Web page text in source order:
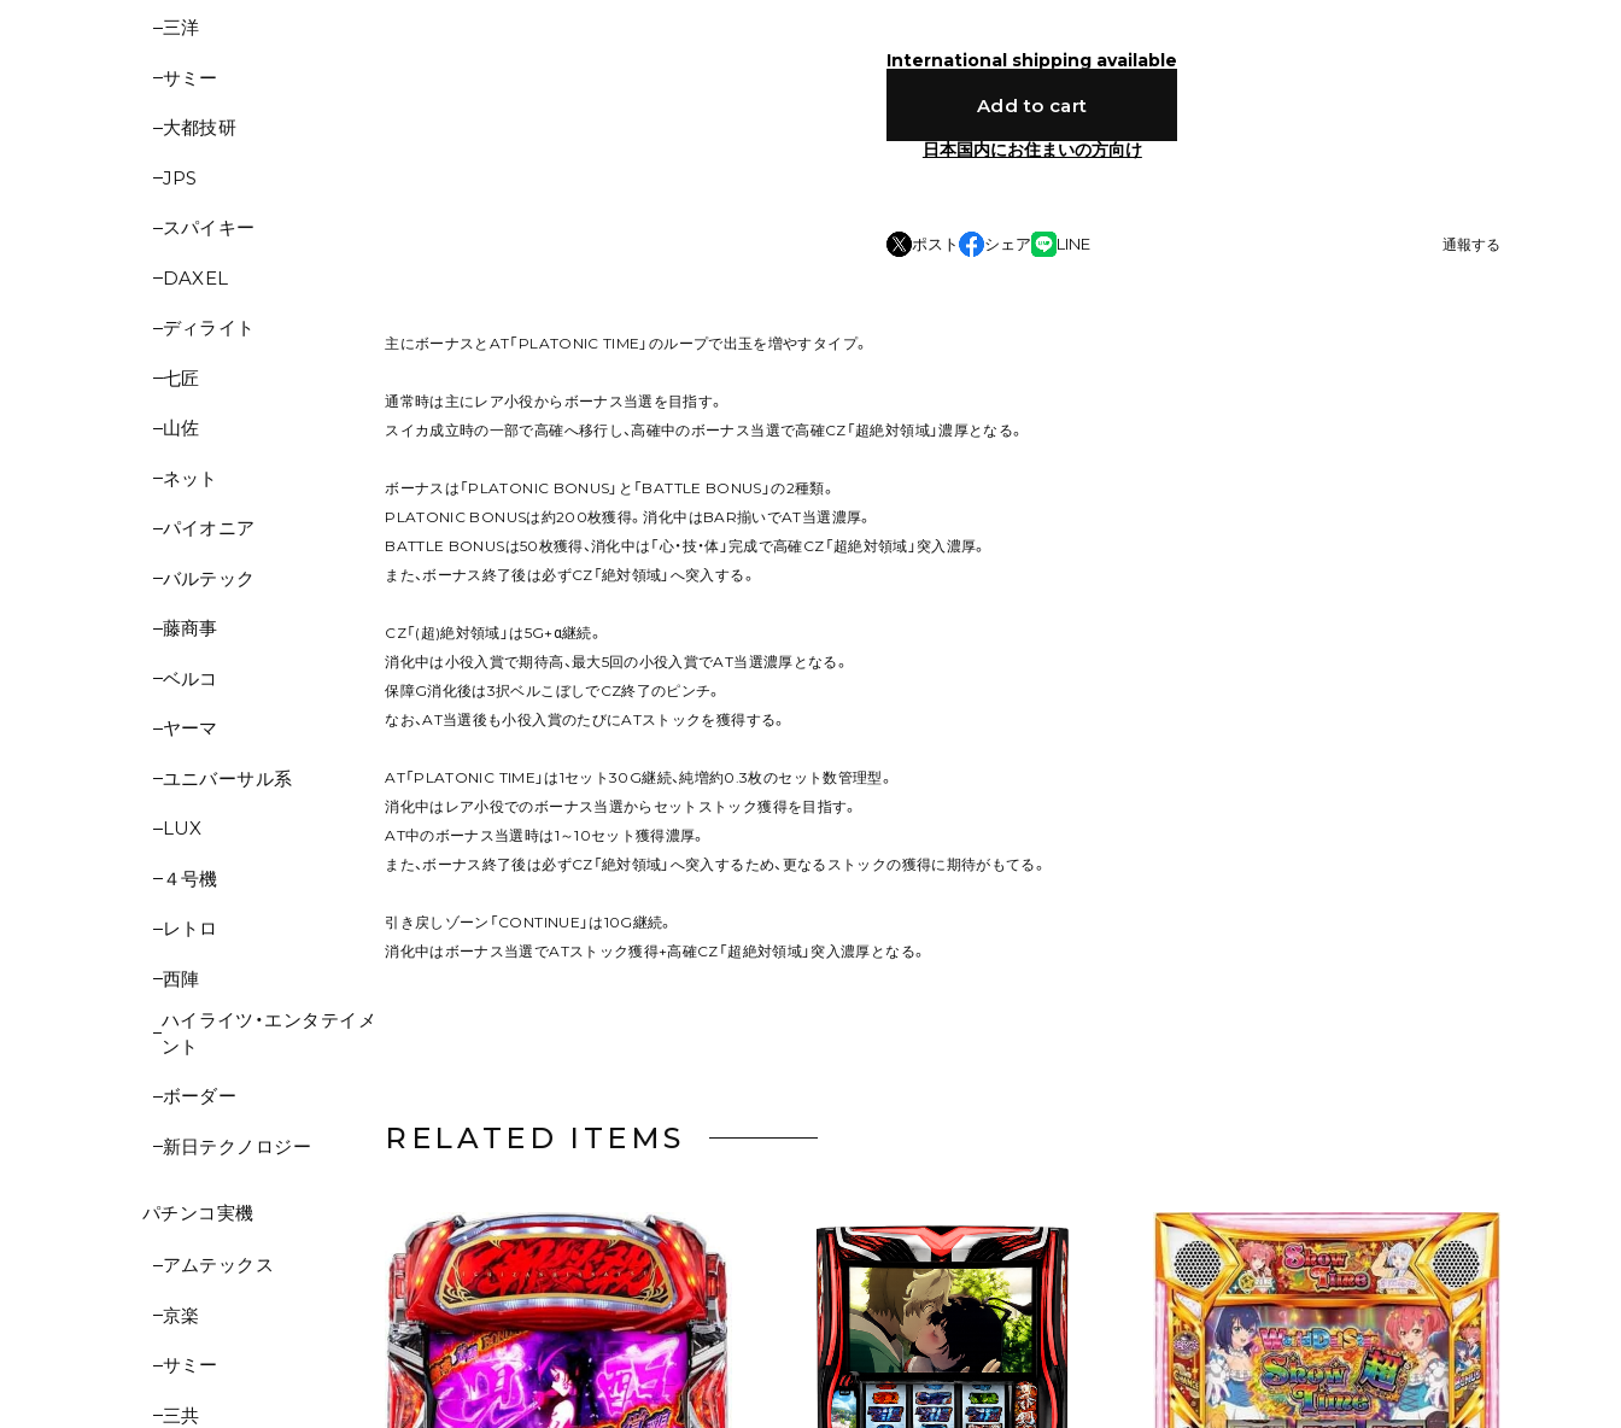
三洋
サミー
大都技研
JPS
スパイキー
DAXEL
ディライト
七匠
山佐
ネット
パイオニア
バルテック
藤商事
ベルコ
ヤーマ
ユニバーサル系
LUX
４号機
レトロ
西陣
ハイライツ・エンタテイメ
ント
ボーダー
新日テクノロジー
パチンコ実機
アムテックス
京楽
サミー
三共
International shipping available
Add to cart
日本国内にお住まいの方向け
ポスト シェア LINE 通報する
主にボーナスとAT「PLATONIC TIME」のループで出玉を増やすタイプ。
通常時は主にレア小役からボーナス当選を目指す。
スイカ成立時の一部で高確へ移行し、高確中のボーナス当選で高確CZ「超絶対領域」濃厚となる。
ボーナスは「PLATONIC BONUS」と「BATTLE BONUS」の2種類。
PLATONIC BONUSは約200枚獲得。消化中はBAR揃いでAT当選濃厚。
BATTLE BONUSは50枚獲得、消化中は「心・技・体」完成で高確CZ「超絶対領域」突入濃厚。
また、ボーナス終了後は必ずCZ「絶対領域」へ突入する。
CZ「(超)絶対領域」は5G+α継続。
消化中は小役入賞で期待高、最大5回の小役入賞でAT当選濃厚となる。
保障G消化後は3択ベルこぼしでCZ終了のピンチ。
なお、AT当選後も小役入賞のたびにATストックを獲得する。
AT「PLATONIC TIME」は1セット30G継続、純増約0.3枚のセット数管理型。
消化中はレア小役でのボーナス当選からセットストック獲得を目指す。
AT中のボーナス当選時は1～10セット獲得濃厚。
また、ボーナス終了後は必ずCZ「絶対領域」へ突入するため、更なるストックの獲得に期待がもてる。
引き戻しゾーン「CONTINUE」は10G継続。
消化中はボーナス当選でATストック獲得+高確CZ「超絶対領域」突入濃厚となる。
RELATED ITEMS